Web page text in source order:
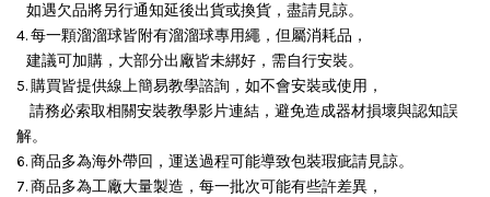
如遇欠品將另行通知延後出貨或換貨，盡請見諒。
4. 每一顆溜溜球皆附有溜溜球專用繩，但屬消耗品，
建議可加購，大部分出廠皆未綁好，需自行安裝。
5. 購買皆提供線上簡易教學諮詢，如不會安裝或使用，
請務必索取相關安裝教學影片連結，避免造成器材損壞與認知誤
解。
6. 商品多為海外帶回，運送過程可能導致包裝瑕疵請見諒。
7. 商品多為工廠大量製造，每一批次可能有些許差異，